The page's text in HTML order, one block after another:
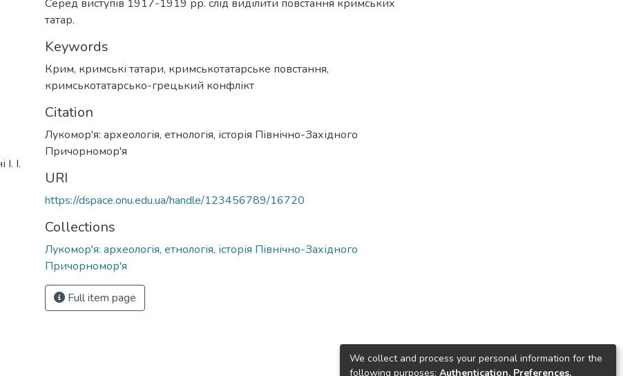
І.
Серед виступів 1917-1919 рр. слід виділити повстання кримських
татар.
Keywords
Крим, кримські татари, кримськотатарське повстання,
кримськотатарсько-грецький конфлікт
Citation
Лукомор'я: археологія, етнологія, історія Північно-Західного
Причорномор'я
URI
https://dspace.onu.edu.ua/handle/123456789/16720
Collections
Лукомор'я: археологія, етнологія, історія Північно-Західного
Причорномор'я
Full item page
We collect and process your personal information for the
following purposes: Authentication, Preferences,